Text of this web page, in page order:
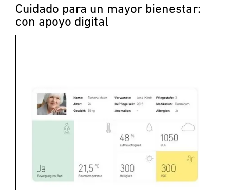
Cuidado para un mayor bienestar:
con apoyo digital